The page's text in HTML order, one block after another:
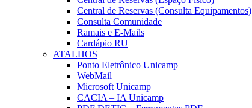
Central de Reservas (Consulta Equipamentos)
Consulta Comunidade
Ramais e E-Mails
Cardápio RU
ATALHOS
Ponto Eletrônico Unicamp
WebMail
Microsoft Unicamp
CACIA – IA Unicamp